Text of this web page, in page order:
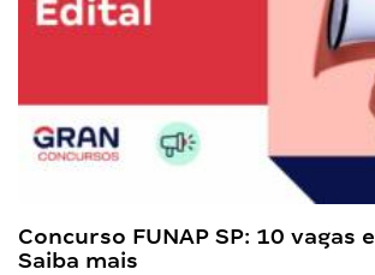
Concurso FUNAP SP: 10 vagas
Saiba mais